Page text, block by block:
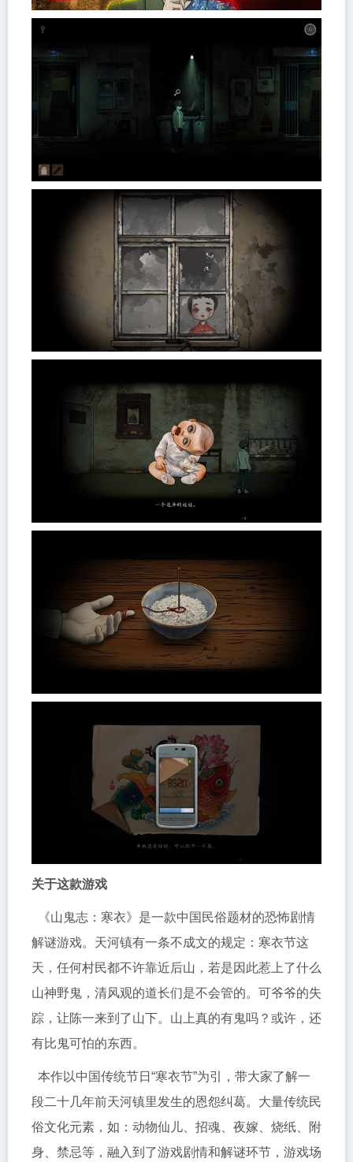
关于这款游戏
《山鬼志：寒衣》是一款中国民俗题材的恐怖剧情
解谜游戏。天河镇有一条不成文的规定：寒衣节这
天，任何村民都不许靠近后山，若是因此惹上了什么
山神野鬼，清风观的道长们是不会管的。可爷爷的失
踪，让陈一来到了山下。山上真的有鬼吗？或许，还
有比鬼可怕的东西。
本作以中国传统节日“寒衣节”为引，带大家了解一
段二十几年前天河镇里发生的恩怨纠葛。大量传统民
俗文化元素，如：动物仙儿、招魂、夜嫁、烧纸、附
身、禁忌等，融入到了游戏剧情和解谜环节，游戏场